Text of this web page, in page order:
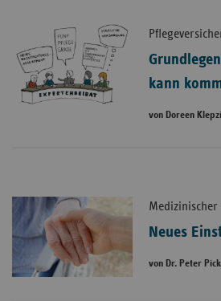
kann
von Doreen
Medizinischer
Neues
von Dr. Peter